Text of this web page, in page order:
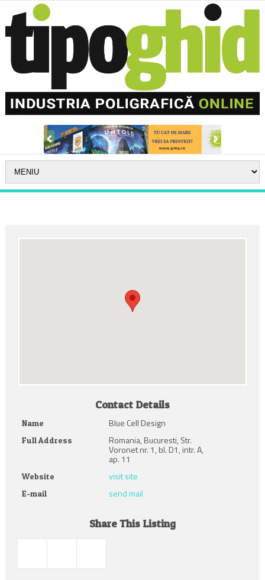
Contact Details
Name Blue Cell Design
Full Address Romania, Bucuresti, Str.
Voronet nr. 1, bl. D1, intr. A,
ap. 11
Website visit site
E-mail send mail
Share This Listing